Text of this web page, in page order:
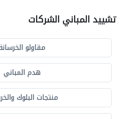
تشييد المباني الشركات
مقاولو
هدم المباني
منتجات البلوك